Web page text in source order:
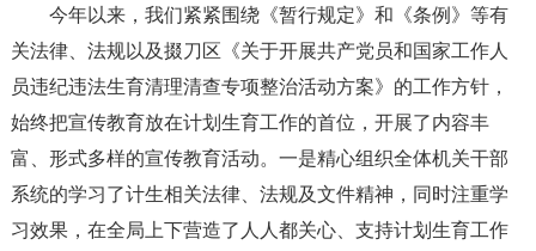
今年以来，我们紧紧围绕《暂行规定》和《条例》等有
关法律、法规以及掇刀区《关于开展共产党员和国家工作人
员违纪违法生育清理清查专项整治活动方案》的工作方针，
始终把宣传教育放在计划生育工作的首位，开展了内容丰
富、形式多样的宣传教育活动。一是精心组织全体机关干部
系统的学习了计生相关法律、法规及文件精神，同时注重学
习效果，在全局上下营造了人人都关心、支持计划生育工作